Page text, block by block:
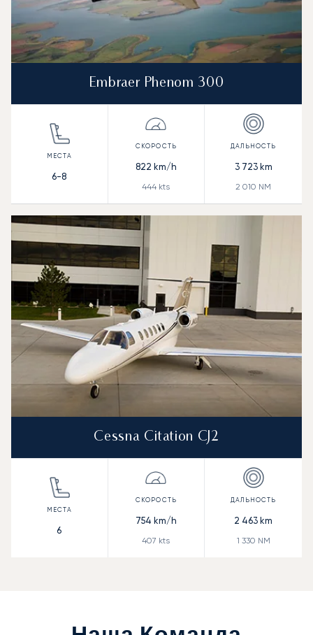
Embraer Phenom 300
6-8
822 km/h
444 kts
3 723km
2 010 NM
Cessna Citation CJ2
6
754 km/h
407 kts
2 463 km
1 330 NM